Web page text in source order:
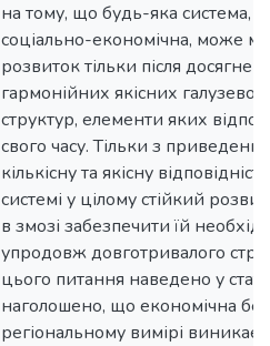
на тому, що будь-яка система, у
соціально-економічна, може
розвиток тільки після
гармонійних якісних галузевої
структур, елементи яких
свого часу. Тільки з
кількісну та якісну
системі у цілому стійкий
в змозі забезпечити їй
упродовж довготривалого
цього питання наведено у
наголошено, що економічна
регіональному вимірі